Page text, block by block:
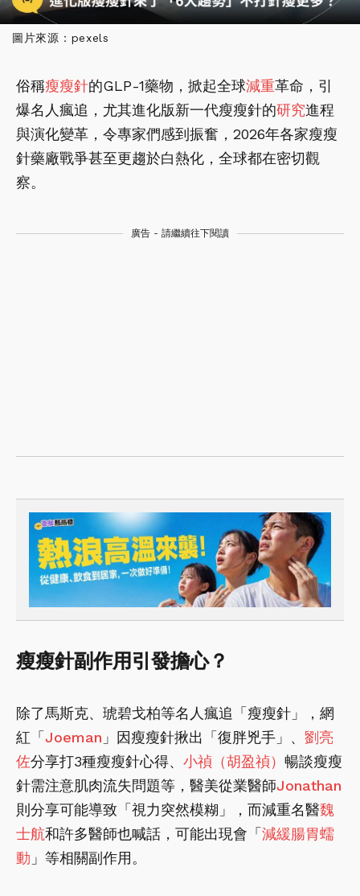
圖片來源：pexels
俗稱瘦瘦針的GLP-1藥物，掀起全球減重革命，引
爆名人瘋追，尤其進化版新一代瘦瘦針的研究進程
與演化變革，令專家們感到振奮，2026年各家瘦瘦
針藥廠戰爭甚至更趨於白熱化，全球都在密切觀
察。
廣告 - 請繼續往下閱讀
瘦瘦針副作用引發擔心？
除了馬斯克、琥碧戈柏等名人瘋追「瘦瘦針」，網
紅「Joeman 」因瘦瘦針揪出「復胖兇手」、 劉亮
佐分享打3種瘦瘦針心得、 小禎（胡盈禎） 暢談瘦瘦
針需注意肌肉流失問題等，醫美從業醫師Jonathan
則分享可能導致「視力突然模糊」，而減重名醫魏
士航和許多醫師也喊話，可能出現會「減緩腸胃蠕
動 」等相關副作用。